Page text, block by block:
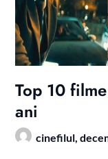
Top 10
ani
cinefilul,